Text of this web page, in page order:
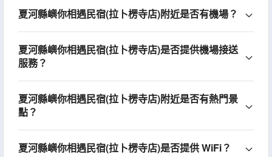
夏河縣嶼你相遇民宿(拉卜楞寺店)附近是否有機場？
夏河縣嶼你相遇民宿(拉卜楞寺店)是否提供機場接送
服務？
夏河縣嶼你相遇民宿(拉卜楞寺店)附近是否有熱門景
點？
夏河縣嶼你相遇民宿(拉卜楞寺店)是否提供 WiFi？